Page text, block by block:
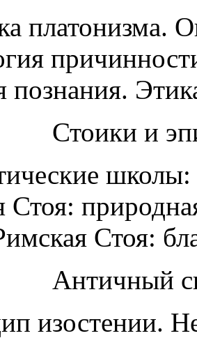
платонизма.
познания.
Стоики и
Стоя:
Стоя:
Античный
изостении.